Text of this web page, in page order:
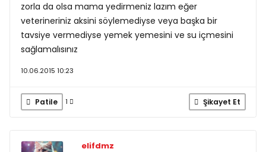
zorla da olsa mama yedirmeniz lazım eğer
veterineriniz aksini söylemediyse veya başka bir
tavsiye vermediyse yemek yemesini ve su içmesini
sağlamalısınız
10.06.2015 10:23
Patile 1 Şikayet Et
elifdmz